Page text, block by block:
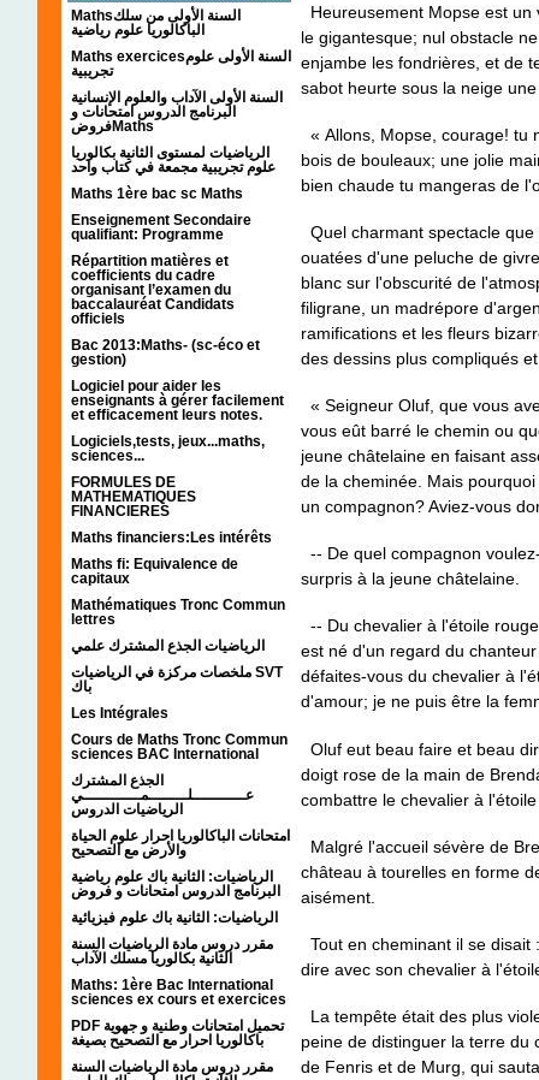
Mathsالسنة الأولى من سلك
الباكالوريا علوم رياضية
Maths exercicesالسنة الأولى علوم
تجريبية
السنة الأولى الآداب والعلوم الإنسانية
البرنامج الدروس امتحانات و
فروضMaths
الرياضيات لمستوى الثانية بكالوريا
علوم تجريبية مجمعة في كتاب واحد
Maths 1ère bac sc Maths
Enseignement Secondaire
qualifiant: Programme
Répartition matières et
coefficients du cadre
organisant l’examen du
baccalauréat Candidats
officiels
Bac 2013:Maths- (sc-éco et
gestion)
Logiciel pour aider les
enseignants à gérer facilement
et efficacement leurs notes.
Logiciels,tests, jeux...maths,
sciences...
FORMULES DE
MATHEMATIQUES
FINANCIERES
Maths financiers:Les intérêts
Maths fi: Equivalence de
capitaux
Mathématiques Tronc Commun
lettres
الرياضيات الجذع المشترك علمي
ملخصات مركزة في الرياضيات SVT
باك
Les Intégrales
Cours de Maths Tronc Commun
sciences BAC International
الجذع المشترك
عـــــــــــلــــــــمــــــــــــي
الرياضيات الدروس
امتحانات الباكالوريا احرار علوم الحياة
والأرض مع التصحيح
الرياضيات: الثانية باك علوم رياضية
البرنامج الدروس امتحانات و فروض
الرياضيات: الثانية باك علوم فيزيائية
مقرر دروس مادة الرياضيات السنة
الثانية بكالوريا مسلك الآداب
Maths: 1ère Bac International
sciences ex cours et exercices
PDF تحميل امتحانات وطنية و جهوية
باكالوريا احرار مع التصحيح بصيغة
مقرر دروس مادة الرياضيات السنة
Heureusement Mopse est
le gigantesque; nul obstacle
enjambe les fondrières, et de
sabot heurte sous la neige
« Allons, Mopse, courage! tu
bois de bouleaux; une jolie
bien chaude tu mangeras de
Quel charmant spectacle
ouatées d'une peluche de
blanc sur l'obscurité de
filigrane, un madrépore
ramifications et les fleurs
des dessins plus compliqués
« Seigneur Oluf, que vous
vous eût barré le chemin ou
jeune châtelaine en faisant
de la cheminée. Mais
un compagnon? Aviez-vous
-- De quel compagnon
surpris à la jeune châtelaine.
-- Du chevalier à l'étoile
est né d'un regard du
défaites-vous du chevalier à
d'amour; je ne puis être la
Oluf eut beau faire et beau
doigt rose de la main de
combattre le chevalier à
Malgré l'accueil sévère de
château à tourelles en forme
aisément.
Tout en cheminant il se
dire avec son chevalier à
La tempête était des plus
peine de distinguer la terre du
de Fenris et de Murg, qui